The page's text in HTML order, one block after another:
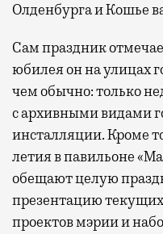
Олденбурга и Кошье
Сам праздник
юбилея он на улицах
чем обычно: только
с архивными видами
инсталляции. Кроме
летия в павильоне
обещают целую
презентацию
проектов мэрии и